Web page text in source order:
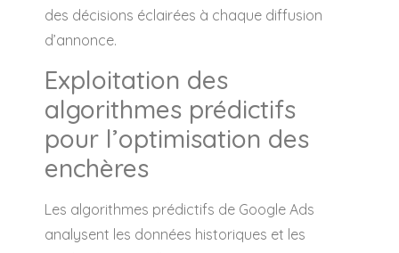
des décisions éclairées à chaque diffusion
d’annonce.
Exploitation des
algorithmes prédictifs
pour l’optimisation des
enchères
Les algorithmes prédictifs de Google Ads
analysent les données historiques et les